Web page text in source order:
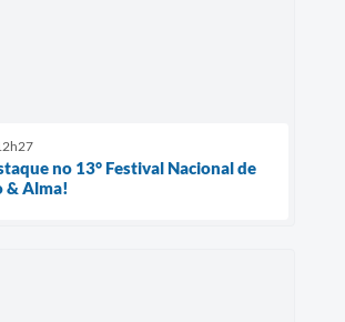
no 13° Festival Nacional de
& Alma!